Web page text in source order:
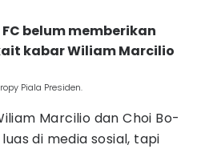
belum memberikan
kabar Wiliam Marcilio
Piala Presiden.
Marcilio dan Choi Bo-
di media sosial, tapi